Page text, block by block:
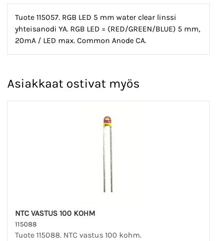
Tuote 115057. RGB LED 5 mm water clear linssi
yhteisanodi YA. RGB LED = (RED/GREEN/BLUE) 5 mm,
20mA / LED max. Common Anode CA.
Asiakkaat ostivat myös
NTC VASTUS 100 KOHM
115088
Tuote 115088. NTC vastus 100 kohm.